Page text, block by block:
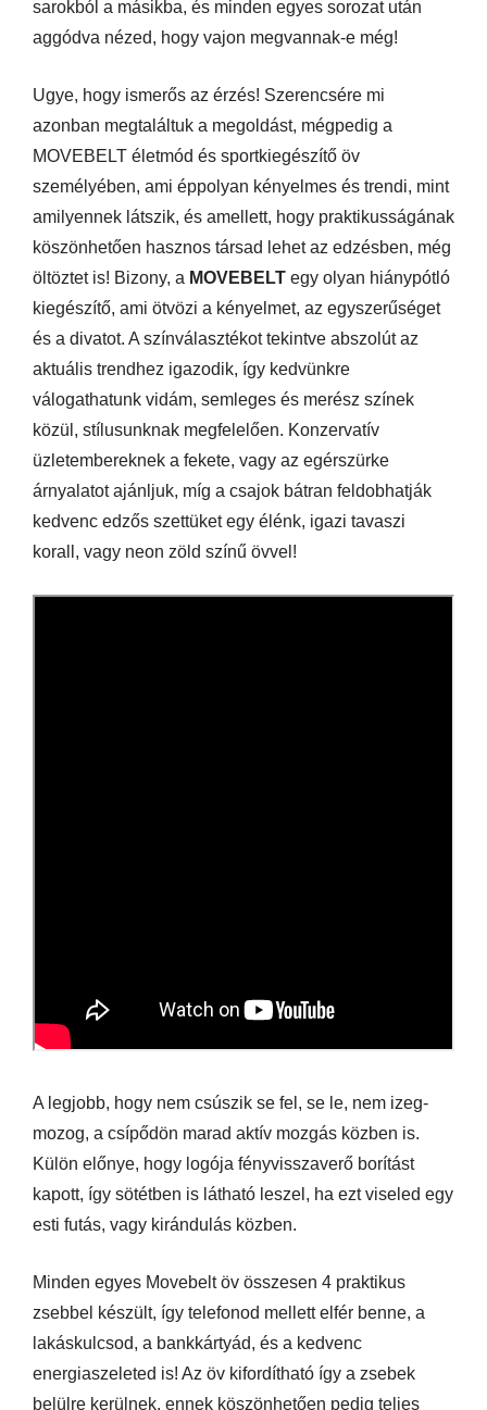
sarokból a másikba, és minden egyes sorozat után
aggódva nézed, hogy vajon megvannak-e még!
Ugye, hogy ismerős az érzés! Szerencsére mi
azonban megtaláltuk a megoldást, mégpedig a
MOVEBELT életmód és sportkiegészítő öv
személyében, ami éppolyan kényelmes és trendi, mint
amilyennek látszik, és amellett, hogy praktikusságának
köszönhetően hasznos társad lehet az edzésben, még
öltöztet is! Bizony, a MOVEBELT egy olyan hiánypótló
kiegészítő, ami ötvözi a kényelmet, az egyszerűséget
és a divatot. A színválasztékot tekintve abszolút az
aktuális trendhez igazodik, így kedvünkre
válogathatunk vidám, semleges és merész színek
közül, stílusunknak megfelelően. Konzervatív
üzletembereknek a fekete, vagy az egérszürke
árnyalatot ajánljuk, míg a csajok bátran feldobhatják
kedvenc edzős szettüket egy élénk, igazi tavaszi
korall, vagy neon zöld színű övvel!
A legjobb, hogy nem csúszik se fel, se le, nem izeg-
mozog, a csípődön marad aktív mozgás közben is.
Külön előnye, hogy logója fényvisszaverő borítást
kapott, így sötétben is látható leszel, ha ezt viseled egy
esti futás, vagy kirándulás közben.
Minden egyes Movebelt öv összesen 4 praktikus
zsebbel készült, így telefonod mellett elfér benne, a
lakáskulcsod, a bankkártyád, és a kedvenc
energiaszeleted is! Az öv kifordítható így a zsebek
belülre kerülnek, ennek köszönhetően pedig teljes